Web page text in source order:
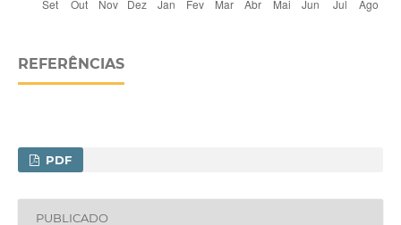
REFERÊNCIAS
PDF
PUBLICADO